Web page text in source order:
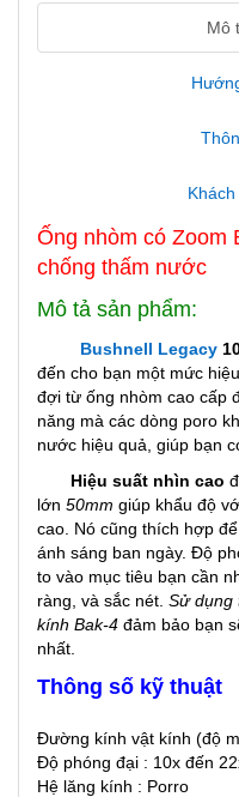
Mô
Ống nhòm có Zoom
chống thấm nước
Mô tả sản phẩm:
Bushnell Legacy
đến cho bạn một mức
đợi từ ống nhòm cao cấp
năng mà các dòng poro
nước hiệu quả, giúp bạn
Hiệu suất nhìn cao
lớn 50mm giúp khẩu độ
cao. Nó cũng thích hợp
ánh sáng ban ngày. Độ
to vào mục tiêu bạn cần
ràng, và sắc nét. Sử dụng
kính Bak-4 đảm bảo bạn
nhất.
Thông số kỹ thuật
Đường kính vật kính (độ
Độ phóng đại : 10x đến
Hệ lăng kính : Porro